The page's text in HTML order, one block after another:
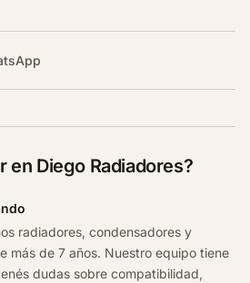
en Diego Radiadores?
radiadores, condensadores y
más de 7 años. Nuestro equipo tiene
dudas sobre compatibilidad,